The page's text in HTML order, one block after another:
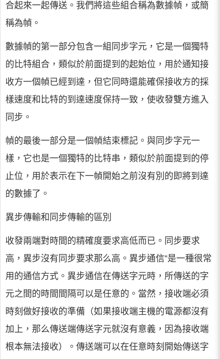
合起來一起傳送。我們將這些組合稱為數據幀，或簡
稱為幀。
數據幀的第一部分包含一組同步字元，它是一個獨特
的比特組合，類似於前面提到的起始位，用於通知接
收方一個幀已經到達，但它同時還能確保接收方的採
樣速度和比特的到達速度保持一致，使收發雙方進入
同步。
幀的最後一部分是一個幀結束標記。與同步字元一
樣，它也是一個獨特的比特串，類似於前面提到的停
止位，用於表示在下一幀開始之前沒有別的即將到達
的數據了。
異步傳輸和同步傳輸的區別
收發兩端對時間的精確度要求高低而已。同步要求
高，異步沒有同步要求那么高。異步通信”是一種很常
用的通信方式。異步通信在傳送字元時，所傳送的字
元之間的時間間隔可以是任意的。當然，接收端必須
時刻做好接收的準備（如果接收端主機的電源都沒有
加上，那么傳送端傳送字元就沒有意義，因為接收端
根本無法接收）。傳送端可以在任意時刻開始傳送字